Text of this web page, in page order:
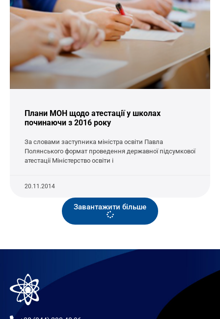
Плани МОН щодо атестації у школах
починаючи з 2016 року
За словами заступника міністра освіти Павла
Полянського формат проведення державної підсумкової
атестації Міністерство освіти і
20.11.2014
Завантажити більше